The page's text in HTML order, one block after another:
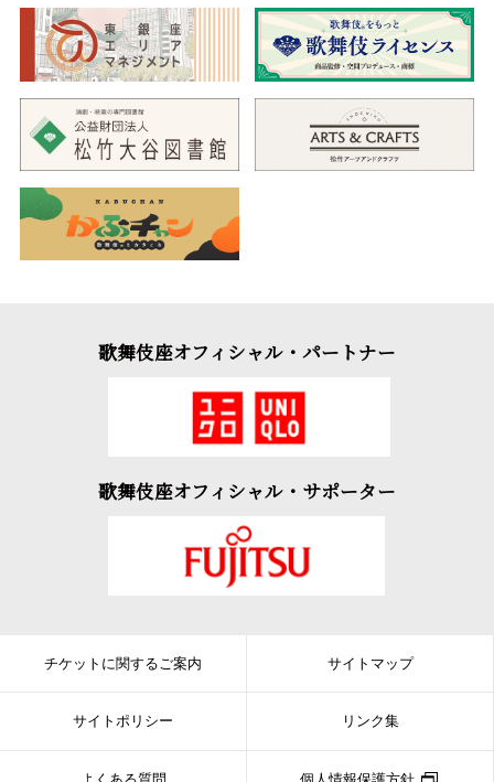
歌舞伎座オフィシャル・パートナー
歌舞伎座オフィシャル・サポーター
チケットに関するご案内 サイトマップ
サイトポリシー リンク集